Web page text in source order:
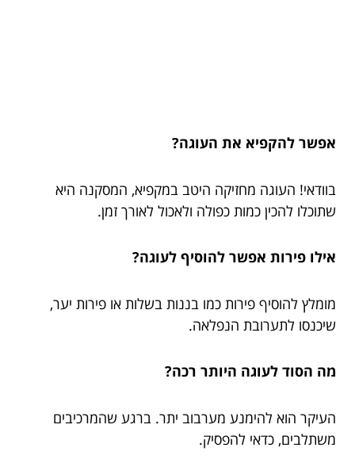
אפשר להקפיא את העוגה?
בוודאי! העוגה מחזיקה היטב במקפיא, המסקנה היא
שתוכלו להכין כמות כפולה ולאכול לאורך זמן.
אילו פירות אפשר להוסיף לעוגה?
מומלץ להוסיף פירות כמו בננות בשלות או פירות יער,
שיכנסו לתערובת הנפלאה.
מה הסוד לעוגה היותר רכה?
העיקר הוא להימנע מערבוב יתר. ברגע שהמרכיבים
משתלבים, כדאי להפסיק.